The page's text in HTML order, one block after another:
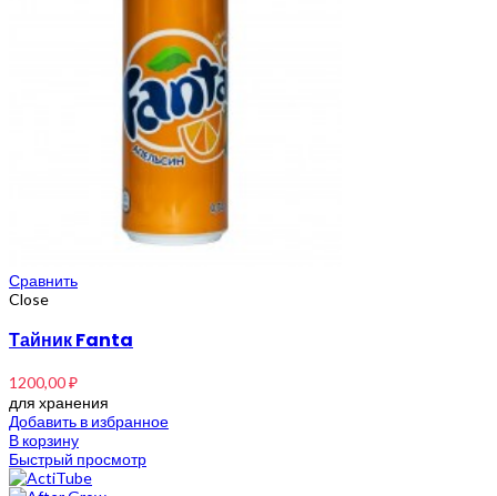
Сравнить
Close
Тайник Fanta
1200,00₽
для хранения
Добавить в избранное
В корзину
Быстрый просмотр